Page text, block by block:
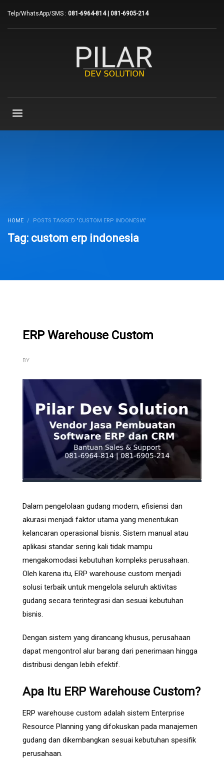
Telp/WhatsApp/SMS : 081-6964-814 | 081-6905-214
HOME POSTS TAGGED "CUSTOM ERP INDONESIA"
Tag: custom erp indonesia
ERP Warehouse Custom
BY
Dalam pengelolaan gudang modern, efisiensi dan
akurasi menjadi faktor utama yang menentukan
kelancaran operasional bisnis. Sistem manual atau
aplikasi standar sering kali tidak mampu
mengakomodasi kebutuhan kompleks perusahaan.
Oleh karena itu, ERP warehouse custom menjadi
solusi terbaik untuk mengelola seluruh aktivitas
gudang secara terintegrasi dan sesuai kebutuhan
bisnis.
Dengan sistem yang dirancang khusus, perusahaan
dapat mengontrol alur barang dari penerimaan hingga
distribusi dengan lebih efektif.
Apa Itu ERP Warehouse Custom?
ERP warehouse custom adalah sistem Enterprise
Resource Planning yang difokuskan pada manajemen
gudang dan dikembangkan sesuai kebutuhan spesifik
perusahaan.